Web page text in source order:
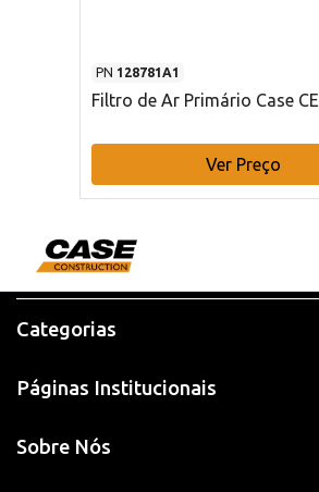
PN 128781A1
Filtro de Ar Primário Case CE
Ver Preço
Categorias
Páginas Institucionais
Sobre Nós